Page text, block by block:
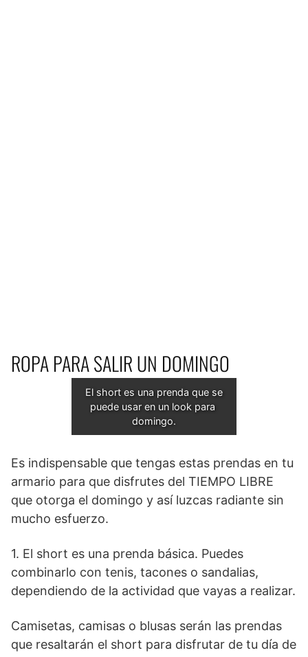
ROPA PARA SALIR UN DOMINGO
El short es una prenda que se
puede usar en un look para
domingo.
Es indispensable que tengas estas prendas en tu
armario para que disfrutes del TIEMPO LIBRE
que otorga el domingo y así luzcas radiante sin
mucho esfuerzo.
1. El short es una prenda básica. Puedes
combinarlo con tenis, tacones o sandalias,
dependiendo de la actividad que vayas a realizar.
Camisetas, camisas o blusas serán las prendas
que resaltarán el short para disfrutar de tu día de